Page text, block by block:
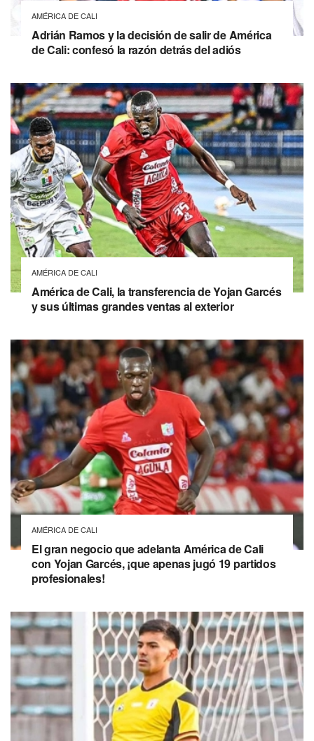
AMÉRICA DE CALI
Adrián Ramos y la decisión de salir de América
de Cali: confesó la razón detrás del adiós
AMÉRICA DE CALI
América de Cali, la transferencia de Yojan Garcés
y sus últimas grandes ventas al exterior
AMÉRICA DE CALI
El gran negocio que adelanta América de Cali
con Yojan Garcés, ¡que apenas jugó 19 partidos
profesionales!